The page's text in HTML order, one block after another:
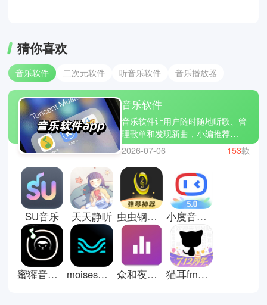
猜你喜欢
音乐软件 二次元软件 听音乐软件 音乐播放器
音乐软件
音乐软件让用户随时随地听歌、管
理歌单和发现新曲，小编推荐
MOO音乐 、豆瓣fm和乐趣音乐。
软件提供高品质音频播放、离线下
载和个性化推荐功能，支持歌单创
建、收藏和分享，方便管理喜爱歌
曲。用户可以探索排行榜、专辑和
电台，跟随兴趣发现新曲，也可以
同步跨设备播放，实现多场景听歌
体验，满足日常娱乐、学习或放松
的音乐需求。
2026-07-06 153款
SU音乐 天天静听 虫虫钢琴曲谱网 小度音箱app安卓版
蜜獾音乐2026 moises音频分离软件 众和夜雨音乐app 猫耳fm广播剧